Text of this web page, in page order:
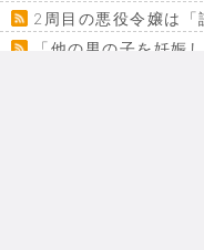
2周目の悪役令嬢は
「他の男の子を妊娠